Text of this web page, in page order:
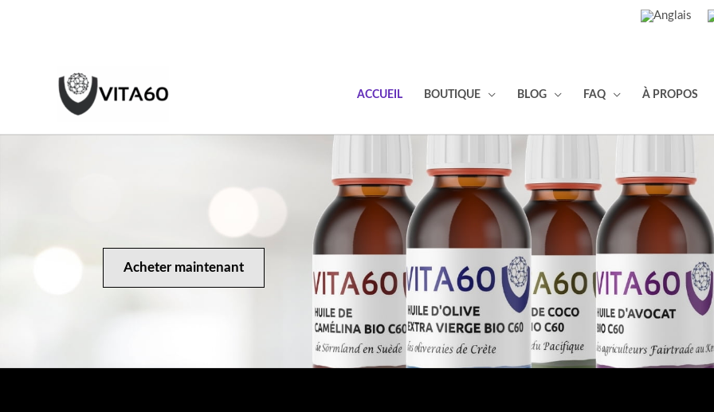
ACCUEIL BOUTIQUE BLOG FAQ À PROPOS
Acheter maintenant